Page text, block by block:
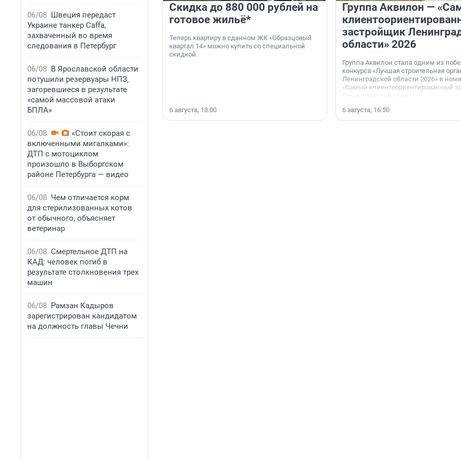
06/08 Швеция передаст
Украине танкер Caffa,
захваченный во время
следования в Петербург
06/08 В Ярославской области
потушили резервуары НПЗ,
загоревшиеся в результате
«самой массовой атаки
БПЛА»
06/08
«Стоит скорая с
включенными мигалками»:
ДТП с мотоциклом
произошло в Выборгском
районе Петербурга — видео
06/08 Чем отличается корм
для стерилизованных котов
от обычного, объясняет
ветеринар
06/08 Смертельное ДТП на
КАД: человек погиб в
результате столкновения трех
машин
06/08 Рамзан Кадыров
зарегистрирован кандидатом
на должность главы Чечни
Скидка до 880 000 рублей на
готовое жильё*
Теперь квартиру в сданном ЖК «Образцовый
квартал 14» можно купить со специальной
скидкой.
6 августа, 18:00
Группа Аквилон —
застройщик
области» 2026
Группа Аквилон стала одним из
конкурса «Лучшая строительная
Ленинградской области 2026» в
«Самый клиентоориентированный
Ленинградской области».
6 августа, 16:50